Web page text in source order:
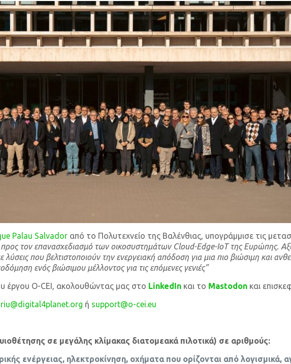
Palau Salvador από το Πολυτεχνείο της Βαλένθιας, υπογράμμισε τις
τον επανασχεδιασμό των οικοσυστημάτων Cloud-Edge-IoT της Ευρώπης.
που βελτιστοποιούν την ενεργειακή απόδοση για μια πιο βιώσιμη και
ενός βιώσιμου μέλλοντος για τις επόμενες γενιές”
έργου O-CEI, ακολουθώντας μας στο LinkedIn και το Mastodon και
ή support@o-cei.eu
σε μεγάλης κλίμακας διατομεακά πιλοτικά) σε αριθμούς:
ενέργειας, ηλεκτροκίνηση, οχήματα που ορίζονται από λογισμικά,